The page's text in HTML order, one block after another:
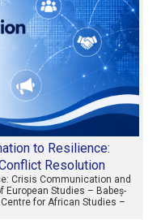
to Resilience:
Resolution
Crisis Communication and
Studies – Babeș-
for African Studies –